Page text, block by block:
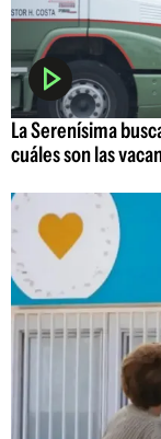
La Serenísima
cuáles son las